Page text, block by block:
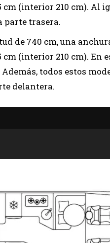
(interior 210 cm). Al
parte trasera.
de 740 cm, una
(interior 210 cm). En
todos estos
delantera.